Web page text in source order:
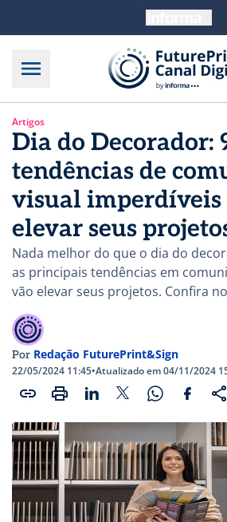
Artigos
Dia do Decorador:
tendências de
visual imperdíveis
elevar seus
Nada melhor do que o dia do
as principais tendências em
vão elevar seus projetos. Confira
Por Redação FuturePrint&Sign
22/05/2024 11:45•Atualizado em 04/11/2024